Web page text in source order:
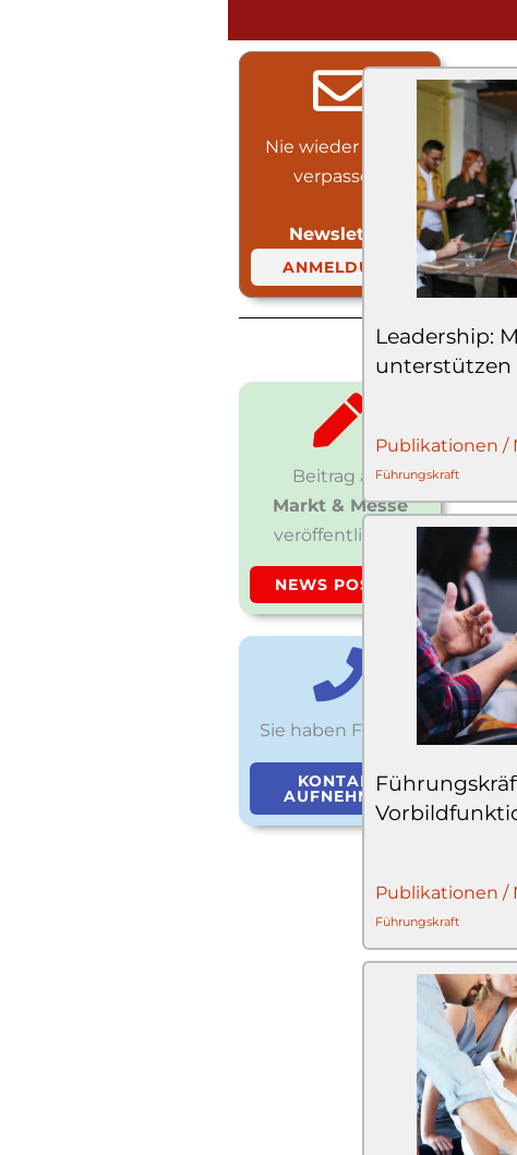
Nie wieder etwas
verpassen!
Newsletter
ANMELDUNG
Beitrag auf
Markt & Messe
veröffentlichen
NEWS POSTEN
Sie haben Fragen?
KONTAKT
AUFNEHMEN
Leadership:
unterstützen
Publikationen /
Führungskraft
Publikationen /
Führungskraft